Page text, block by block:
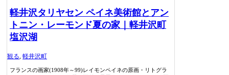
軽井沢タリヤセン ペイネ美術館とアン
トニン・レーモンド夏の家｜軽井沢町
塩沢湖
観る, 軽井沢町
フランスの画家(1908年～99)レイモンペイネの原画・リトグラ